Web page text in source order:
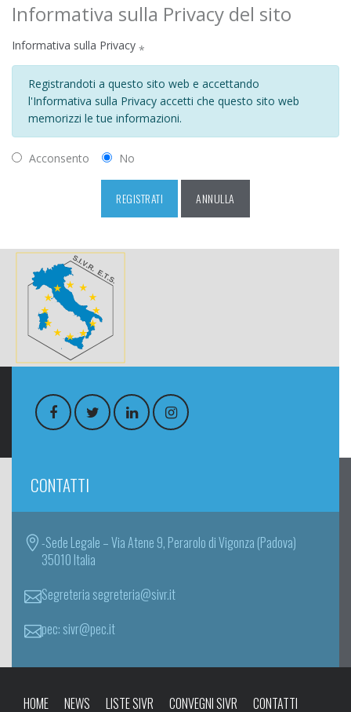
Informativa sulla Privacy del sito
Informativa sulla Privacy *
Registrandoti a questo sito web e accettando
l'Informativa sulla Privacy accetti che questo sito web
memorizzi le tue informazioni.
Acconsento No
REGISTRATI ANNULLA
CONTATTI
-Sede Legale – Via Atene 9, Perarolo di Vigonza (Padova)
35010 Italia
Segreteria segreteria@sivr.it
pec: sivr@pec.it
HOME NEWS LISTE SIVR CONVEGNI SIVR CONTATTI